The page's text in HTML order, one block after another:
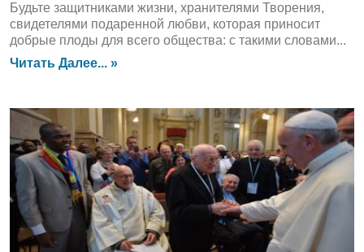
Будьте защитниками жизни, хранителями Творения,
свидетелями подаренной любви, которая приносит
добрые плоды для всего общества: с такими словами...
Читать Далее... »
ГЛАВНАЯ